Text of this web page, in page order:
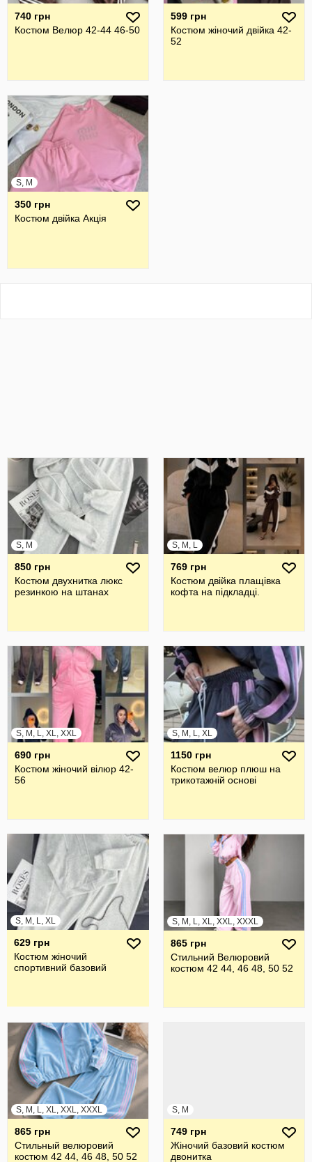
740 грн
Костюм Велюр 42-44 46-50
599 грн
Костюм жіночий двійка 42-
52
S, M
350 грн
Костюм двійка Акція
S, M
850 грн
Костюм двухнитка люкс
резинкою на штанах
S, M, L
769 грн
Костюм двійка плащівка
кофта на підкладці.
S, M, L, XL, XXL
690 грн
Костюм жіночий вілюр 42-
56
S, M, L, XL
1150 грн
Костюм велюр плюш на
трикотажній основі
S, M, L, XL
629 грн
Костюм жіночий
спортивний базовий
S, M, L, XL, XXL, XXXL
865 грн
Стильний Велюровий
костюм 42 44, 46 48, 50 52
S, M, L, XL, XXL, XXXL
865 грн
Стильный велюровий
костюм 42 44, 46 48, 50 52
S, M
749 грн
Жіночий базовий костюм
двонитка